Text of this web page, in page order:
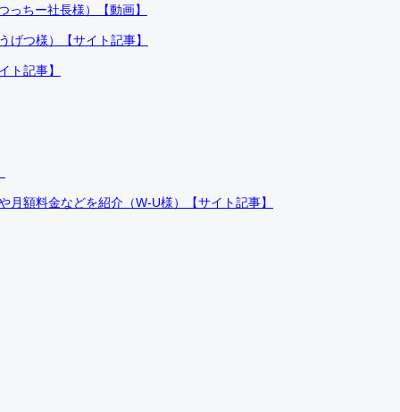
ちー社長様）【動画】
げつ様）【サイト記事】
ト記事】
額料金などを紹介（W-U様）【サイト記事】